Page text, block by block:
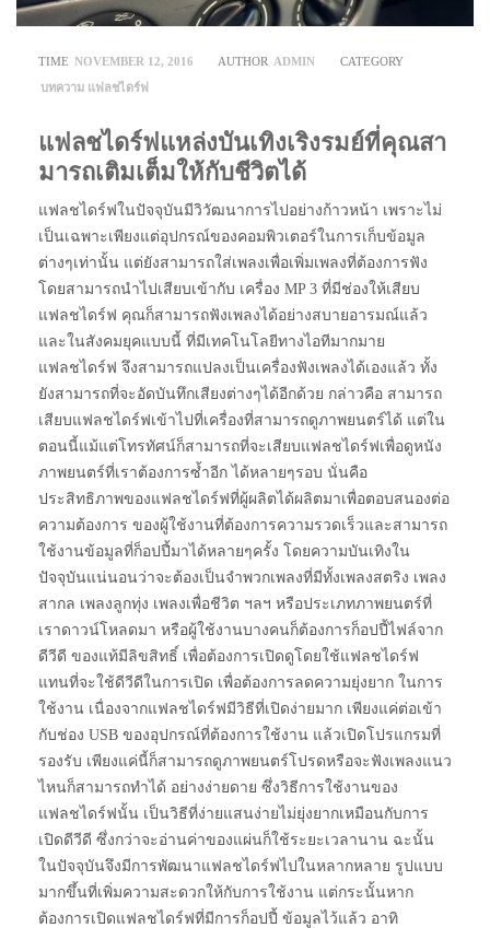
TIME NOVEMBER 12, 2016 AUTHOR ADMIN
CATEGORY
บทความ แฟลชไดร์ฟ
แฟลชไดร์ฟแหล่งบันเทิงเริงรมย์ที่คุณสา
มารถเติมเต็มให้กับชีวิตได้
แฟลชไดร์ฟในปัจจุบันมีวิวัฒนาการไปอย่างก้าวหน้า เพราะไม่
เป็นเฉพาะเพียงแต่อุปกรณ์ของคอมพิวเตอร์ในการเก็บข้อมูล
ต่างๆเท่านั้น แต่ยังสามารถใส่เพลงเพื่อเพิ่มเพลงที่ต้องการฟัง
โดยสามารถนำไปเสียบเข้ากับ เครื่อง MP 3 ที่มีช่องให้เสียบ
แฟลชไดร์ฟ คุณก็สามารถฟังเพลงได้อย่างสบายอารมณ์แล้ว
และในสังคมยุคแบบนี้ ที่มีเทคโนโลยีทางไอทีมากมาย
แฟลชไดร์ฟ จึงสามารถแปลงเป็นเครื่องฟังเพลงได้เองแล้ว ทั้ง
ยังสามารถที่จะอัดบันทึกเสียงต่างๆได้อีกด้วย กล่าวคือ สามารถ
เสียบแฟลชไดร์ฟเข้าไปที่เครื่องที่สามารถดูภาพยนตร์ได้ แต่ใน
ตอนนี้แม้แต่โทรทัศน์ก็สามารถที่จะเสียบแฟลชไดร์ฟเพื่อดูหนัง
ภาพยนตร์ที่เราต้องการซ้ำอีก ได้หลายๆรอบ นั่นคือ
ประสิทธิภาพของแฟลชไดร์ฟที่ผู้ผลิตได้ผลิตมาเพื่อตอบสนองต่อ
ความต้องการ ของผู้ใช้งานที่ต้องการความรวดเร็วและสามารถ
ใช้งานข้อมูลที่ก็อปปี้มาได้หลายๆครั้ง โดยความบันเทิงใน
ปัจจุบันแน่นอนว่าจะต้องเป็นจำพวกเพลงที่มีทั้งเพลงสตริง เพลง
สากล เพลงลูกทุ่ง เพลงเพื่อชีวิต ฯลฯ หรือประเภทภาพยนตร์ที่
เราดาวน์โหลดมา หรือผู้ใช้งานบางคนก็ต้องการก็อปปี้ไฟล์จาก
ดีวีดี ของแท้มีลิขสิทธิ์ เพื่อต้องการเปิดดูโดยใช้แฟลชไดร์ฟ
แทนที่จะใช้ดีวีดีในการเปิด เพื่อต้องการลดความยุ่งยาก ในการ
ใช้งาน เนื่องจากแฟลชไดร์ฟมีวิธีที่เปิดง่ายมาก เพียงแค่ต่อเข้า
กับช่อง USB ของอุปกรณ์ที่ต้องการใช้งาน แล้วเปิดโปรแกรมที่
รองรับ เพียงแค่นี้ก็สามารถดูภาพยนตร์โปรดหรือจะฟังเพลงแนว
ไหนก็สามารถทำได้ อย่างง่ายดาย ซึ่งวิธีการใช้งานของ
แฟลชไดร์ฟนั้น เป็นวิธีที่ง่ายแสนง่ายไม่ยุ่งยากเหมือนกับการ
เปิดดีวีดี ซึ่งกว่าจะอ่านค่าของแผ่นก็ใช้ระยะเวลานาน ฉะนั้น
ในปัจจุบันจึงมีการพัฒนาแฟลชไดร์ฟไปในหลากหลาย รูปแบบ
มากขึ้นที่เพิ่มความสะดวกให้กับการใช้งาน แต่กระนั้นหาก
ต้องการเปิดแฟลชไดร์ฟที่มีการก็อปปี้ ข้อมูลไว้แล้ว อาทิ